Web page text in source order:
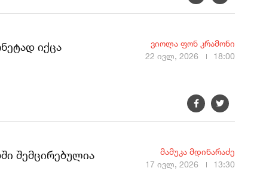
იქცა
ვიოლა ფონ კრამონი
22 ივლ, 2026
18:00
შემცირებულია
მამუკა მდინარაძე
17 ივლ, 2026
13:30